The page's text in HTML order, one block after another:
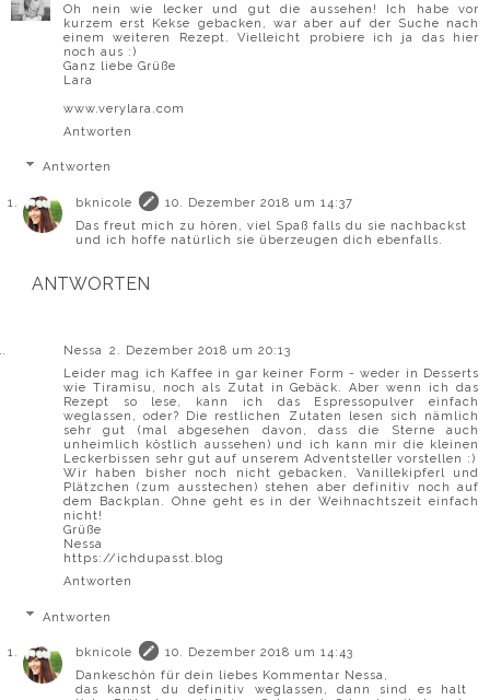
Oh nein wie lecker und gut die aussehen! Ich habe vor
kurzem erst Kekse gebacken, war aber auf der Suche nach
einem weiteren Rezept. Vielleicht probiere ich ja das hier
noch aus :)
Ganz liebe Grüße
Lara
www.verylara.com
Antworten
Antworten
bknicole
10. Dezember 2018 um 14:37
Das freut mich zu hören, viel Spaß falls du sie nachbackst
und ich hoffe natürlich sie überzeugen dich ebenfalls.
ANTWORTEN
Nessa 2. Dezember 2018 um 20:13
Leider mag ich Kaffee in gar keiner Form - weder in Desserts
wie Tiramisu, noch als Zutat in Gebäck. Aber wenn ich das
Rezept so lese, kann ich das Espressopulver einfach
weglassen, oder? Die restlichen Zutaten lesen sich nämlich
sehr gut (mal abgesehen davon, dass die Sterne auch
unheimlich köstlich aussehen) und ich kann mir die kleinen
Leckerbissen sehr gut auf unserem Adventsteller vorstellen :)
Wir haben bisher noch nicht gebacken, Vanillekipferl und
Plätzchen (zum ausstechen) stehen aber definitiv noch auf
dem Backplan. Ohne geht es in der Weihnachtszeit einfach
nicht!
Grüße
Nessa
https://ichdupasst.blog
Antworten
Antworten
bknicole
10. Dezember 2018 um 14:43
Dankeschön für dein liebes Kommentar Nessa,
das kannst du definitiv weglassen, dann sind es halt